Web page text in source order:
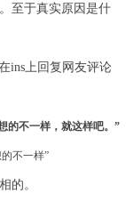
至于真实原因是什
ins上回复网友评论
的不一样，就这样吧。”
的。